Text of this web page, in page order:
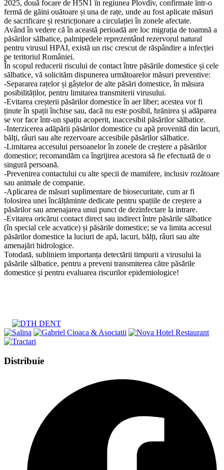
2025, două focare de H5N1 în regiunea Plovdiv, confirmate într-o
fermă de găini ouătoare și una de rațe, unde au fost aplicate măsuri
de sacrificare și restricționare a circulației în zonele afectate.
Având în vedere că în această perioadă are loc migrația de toamnă a
păsărilor sălbatice, palmipedele reprezentând rezervorul natural
pentru virusul HPAI, există un risc crescut de răspândire a infecției
pe teritoriul României.
În scopul reducerii riscului de contact între păsările domestice și cele
sălbatice, vă solicităm dispunerea următoarelor măsuri preventive:
-Separarea rațelor și gâștelor de alte păsări domestice, în măsura
posibilităților, pentru limitarea transmiterii virusului.
-Evitarea creșterii păsărilor domestice în aer liber; acestea vor fi
ținute în spații închise sau, dacă nu este posibil, hrănirea și adăparea
se vor face într-un spațiu acoperit, inaccesibil păsărilor sălbatice.
-Interzicerea adăpării păsărilor domestice cu apă provenită din lacuri,
bălți, râuri sau alte rezervoare accesibile păsărilor sălbatice.
-Limitarea accesului persoanelor în zonele de creștere a păsărilor
domestice; recomandăm ca îngrijirea acestora să fie efectuată de o
singură persoană.
-Prevenirea contactului cu alte specii de mamifere, inclusiv rozătoare
sau animale de companie.
-Aplicarea de măsuri suplimentare de biosecuritate, cum ar fi
folosirea unei încălțăminte dedicate pentru spațiile de creștere a
păsărilor sau amenajarea unui punct de dezinfectare la intrare.
-Evitarea oricărui contact direct sau indirect între păsările sălbatice
(în special cele acvatice) și păsările domestice; se va limita accesul
păsărilor domestice la luciuri de apă, lacuri, bălți, râuri sau alte
amenajări hidrologice.
Totodată, subliniem importanța detectării timpurii a virusului la
păsările sălbatice, pentru a preveni transmiterea către păsările
domestice și pentru evaluarea riscurilor epidemiologice!
DistribuieShare
window